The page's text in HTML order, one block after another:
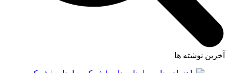
آخرین نوشته ها